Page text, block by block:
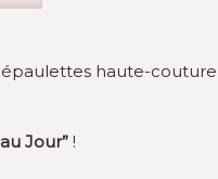
épaulettes haute-
Jour” !